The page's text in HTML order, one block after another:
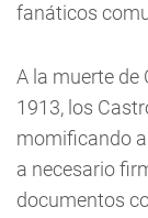
fanáticos
A la muerte de
1913, los
momificando
a necesario
documentos